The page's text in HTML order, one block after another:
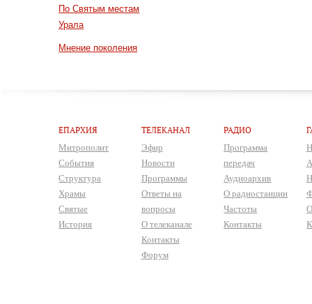
По Святым местам
Урала
Мнение поколения
ЕПАРХИЯ
Митрополит
События
Структура
Храмы
Святые
История
ТЕЛЕКАНАЛ
Эфир
Новости
Программы
Ответы на
вопросы
О телеканале
Контакты
Форум
РАДИО
Программа
передач
Аудиоархив
О радиостанции
Частоты
Контакты